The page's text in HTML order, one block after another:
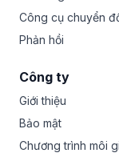
Công cụ chuyển
Phản hồi
Công ty
Giới thiệu
Bảo mật
Chương trình môi